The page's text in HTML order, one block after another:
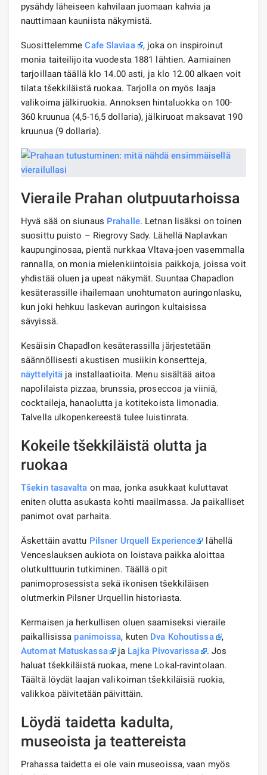
pysähdy läheiseen kahvilaan juomaan kahvia ja
nauttimaan kauniista näkymistä.
SuosittelemmeCafe Slaviaa
, joka on inspiroinut
monia taiteilijoita vuodesta 1881 lähtien. Aamiainen
tarjoillaan täällä klo 14.00 asti, ja klo 12.00 alkaen voit
tilata tšekkiläistä ruokaa. Tarjolla on myös laaja
valikoima jälkiruokia. Annoksen hintaluokka on 100-
360 kruunua (4,5-16,5 dollaria), jälkiruoat maksavat 190
kruunua (9 dollaria).
Vieraile Prahan olutpuutarhoissa
Hyvä sää on siunaus Prahalle. Letnan lisäksi on toinen
suosittu puisto – Riegrovy Sady. Lähellä Naplavkan
kaupunginosaa, pientä nurkkaa Vltava-joen vasemmalla
rannalla, on monia mielenkiintoisia paikkoja, joissa voit
yhdistää oluen ja upeat näkymät. Suuntaa Chapadlon
kesäterassille ihailemaan unohtumaton auringonlasku,
kun joki hehkuu laskevan auringon kultaisissa
sävyissä.
Kesäisin Chapadlon kesäterassilla järjestetään
säännöllisesti akustisen musiikin konsertteja,
näyttelyitä ja installaatioita. Menu sisältää aitoa
napolilaista pizzaa, brunssia, proseccoa ja viiniä,
cocktaileja, hanaolutta ja kotitekoista limonadia.
Talvella ulkopenkereestä tulee luistinrata.
Kokeile tšekkiläistä olutta ja
ruokaa
Tšekin tasavalta on maa, jonka asukkaat kuluttavat
eniten olutta asukasta kohti maailmassa. Ja paikalliset
panimot ovat parhaita.
Äskettäin avattu Pilsner Urquell Experience
lähellä
Venceslauksen aukiota on loistava paikka aloittaa
olutkulttuurin tutkiminen. Täällä opit
panimoprosessista sekä ikonisen tšekkiläisen
olutmerkin Pilsner Urquellin historiasta.
Kermaisen ja herkullisen oluen saamiseksi vieraile
paikallisissa panimoissa, kuten Dva Kohoutissa
,
Automat Matuskassa
ja Lajka Pivovarissa
. Jos
haluat tšekkiläistä ruokaa, mene Lokal-ravintolaan.
Täältä löydät laajan valikoiman tšekkiläisiä ruokia,
valikkoa päivitetään päivittäin.
Löydä taidetta kadulta,
museoista ja teattereista
Prahassa taidetta ei ole vain museoissa, vaan myös